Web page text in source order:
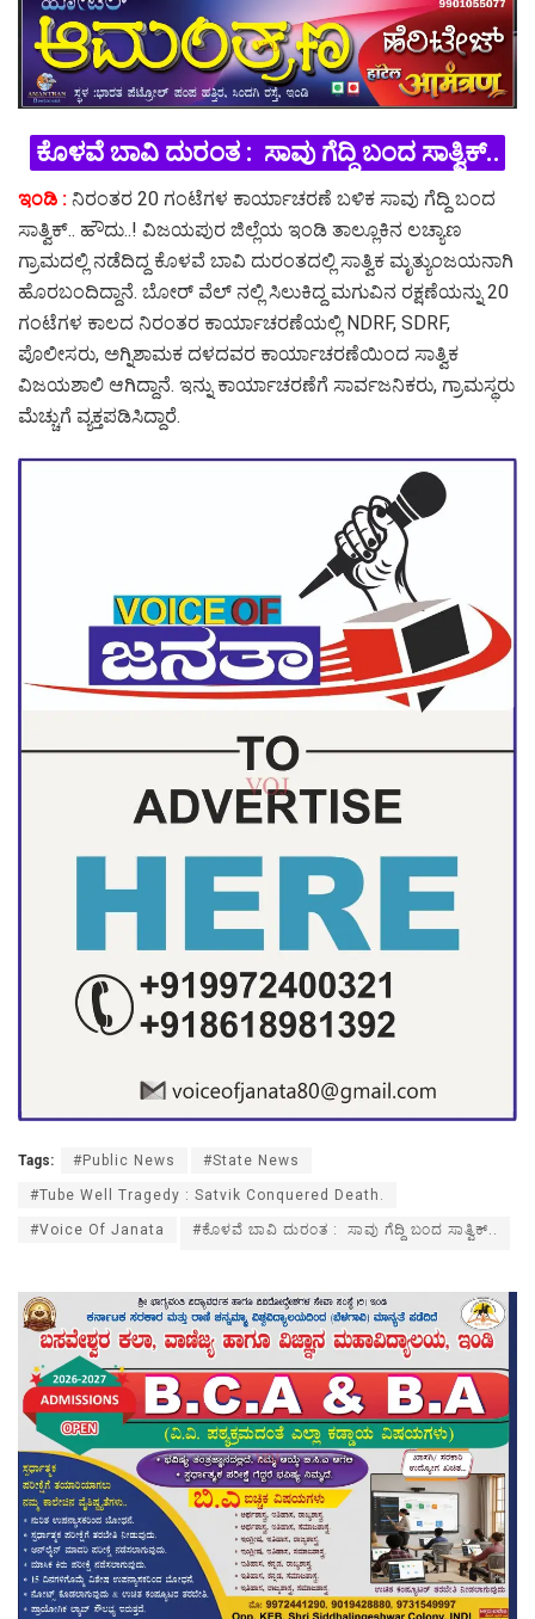
ಕೊಳವೆ ಬಾವಿ ದುರಂತ : ಸಾವು ಗೆದ್ದಿ ಬಂದ ಸಾತ್ವಿಕ್..
ಇಂಡಿ : ನಿರಂತರ 20 ಗಂಟೆಗಳ ಕಾರ್ಯಾಚರಣೆ ಬಳಿಕ ಸಾವು ಗೆದ್ದಿ ಬಂದ
ಸಾತ್ವಿಕ್.. ಹೌದು..! ವಿಜಯಪುರ ಜಿಲ್ಲೆಯ ಇಂಡಿ ತಾಲ್ಲೂಕಿನ ಲಚ್ಯಾಣ
ಗ್ರಾಮದಲ್ಲಿ ನಡೆದಿದ್ದ ಕೊಳವೆ ಬಾವಿ ದುರಂತದಲ್ಲಿ ಸಾತ್ವಿಕ ಮೃತ್ಯುಂಜಯನಾಗಿ
ಹೊರಬಂದಿದ್ದಾನೆ. ಬೋರ್ ವೆಲ್ ನಲ್ಲಿ ಸಿಲುಕಿದ್ದ ಮಗುವಿನ ರಕ್ಷಣೆಯನ್ನು 20
ಗಂಟೆಗಳ ಕಾಲದ ನಿರಂತರ ಕಾರ್ಯಾಚರಣೆಯಲ್ಲಿ NDRF, SDRF,
ಪೊಲೀಸರು, ಅಗ್ನಿಶಾಮಕ ದಳದವರ ಕಾರ್ಯಾಚರಣೆಯಿಂದ ಸಾತ್ವಿಕ
ವಿಜಯಶಾಲಿ ಆಗಿದ್ದಾನೆ. ಇನ್ನು ಕಾರ್ಯಾಚರಣೆಗೆ ಸಾರ್ವಜನಿಕರು, ಗ್ರಾಮಸ್ಥರು
ಮೆಚ್ಚುಗೆ ವ್ಯಕ್ತಪಡಿಸಿದ್ದಾರೆ‌.
Tags: #Public News #State News
#Tube Well Tragedy : Satvik Conquered Death.
#Voice Of Janata #ಕೊಳವೆ ಬಾವಿ ದುರಂತ : ಸಾವು ಗೆದ್ದಿ ಬಂದ ಸಾತ್ವಿಕ್..